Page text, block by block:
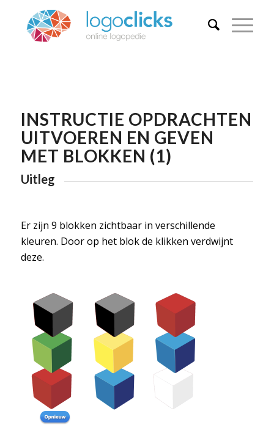
INSTRUCTIE OPDRACHTEN
UITVOEREN EN GEVEN
MET BLOKKEN (1)
Uitleg
Er zijn 9 blokken zichtbaar in verschillende
kleuren. Door op het blok de klikken verdwijnt
deze.